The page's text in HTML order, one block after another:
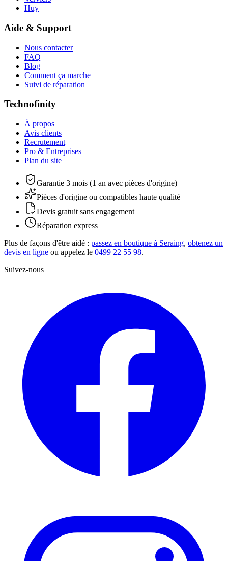
Huy
Aide & Support
Nous contacter
FAQ
Blog
Comment ça marche
Suivi de réparation
Technofinity
À propos
Avis clients
Recrutement
Pro & Entreprises
Plan du site
Garantie 3 mois (1 an avec pièces d'origine)
Pièces d'origine ou compatibles haute qualité
Devis gratuit sans engagement
Réparation express
Plus de façons d'être aidé : passez en boutique à Seraing, obtenez un
devis en ligne ou appelez le 0499 22 55 98.
Suivez-nous